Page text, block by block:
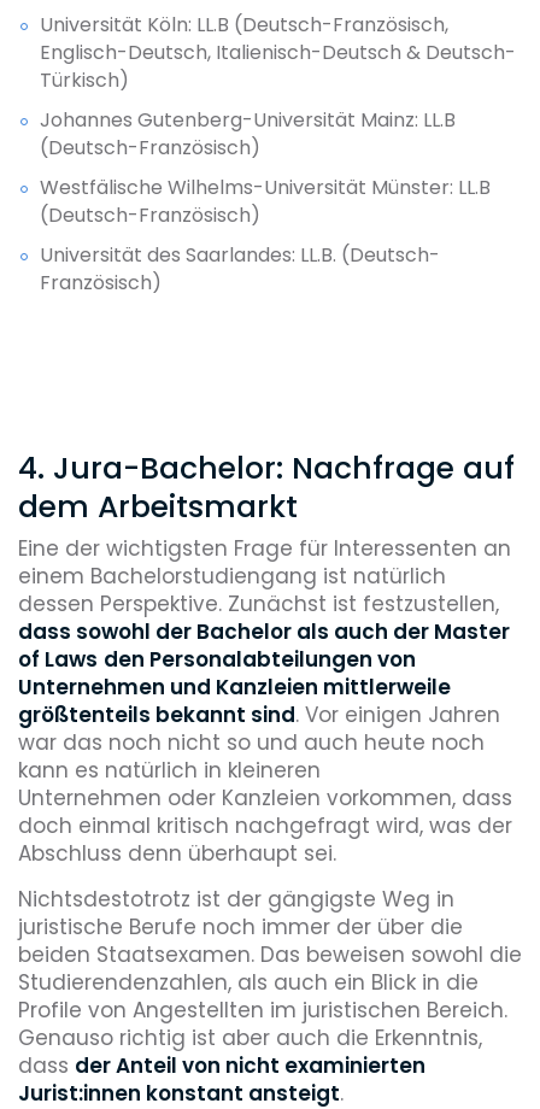
Universität Köln: LL.B (Deutsch-Französisch,
Englisch-Deutsch, Italienisch-Deutsch & Deutsch-
Türkisch)
Johannes Gutenberg-Universität Mainz: LL.B
(Deutsch-Französisch)
Westfälische Wilhelms-Universität Münster: LL.B
(Deutsch-Französisch)
Universität des Saarlandes: LL.B. (Deutsch-
Französisch)
4. Jura-Bachelor: Nachfrage auf
dem Arbeitsmarkt
Eine der wichtigsten Frage für Interessenten an
einem Bachelorstudiengang ist natürlich
dessen Perspektive. Zunächst ist festzustellen,
dass sowohl der Bachelor als auch der Master
of Laws den Personalabteilungen von
Unternehmen und Kanzleien mittlerweile
größtenteils bekannt sind. Vor einigen Jahren
war das noch nicht so und auch heute noch
kann es natürlich in kleineren
Unternehmen oder Kanzleien vorkommen, dass
doch einmal kritisch nachgefragt wird, was der
Abschluss denn überhaupt sei.
Nichtsdestotrotz ist der gängigste Weg in
juristische Berufe noch immer der über die
beiden Staatsexamen. Das beweisen sowohl die
Studierendenzahlen, als auch ein Blick in die
Profile von Angestellten im juristischen Bereich.
Genauso richtig ist aber auch die Erkenntnis,
dass der Anteil von nicht examinierten
Jurist:innen konstant ansteigt.